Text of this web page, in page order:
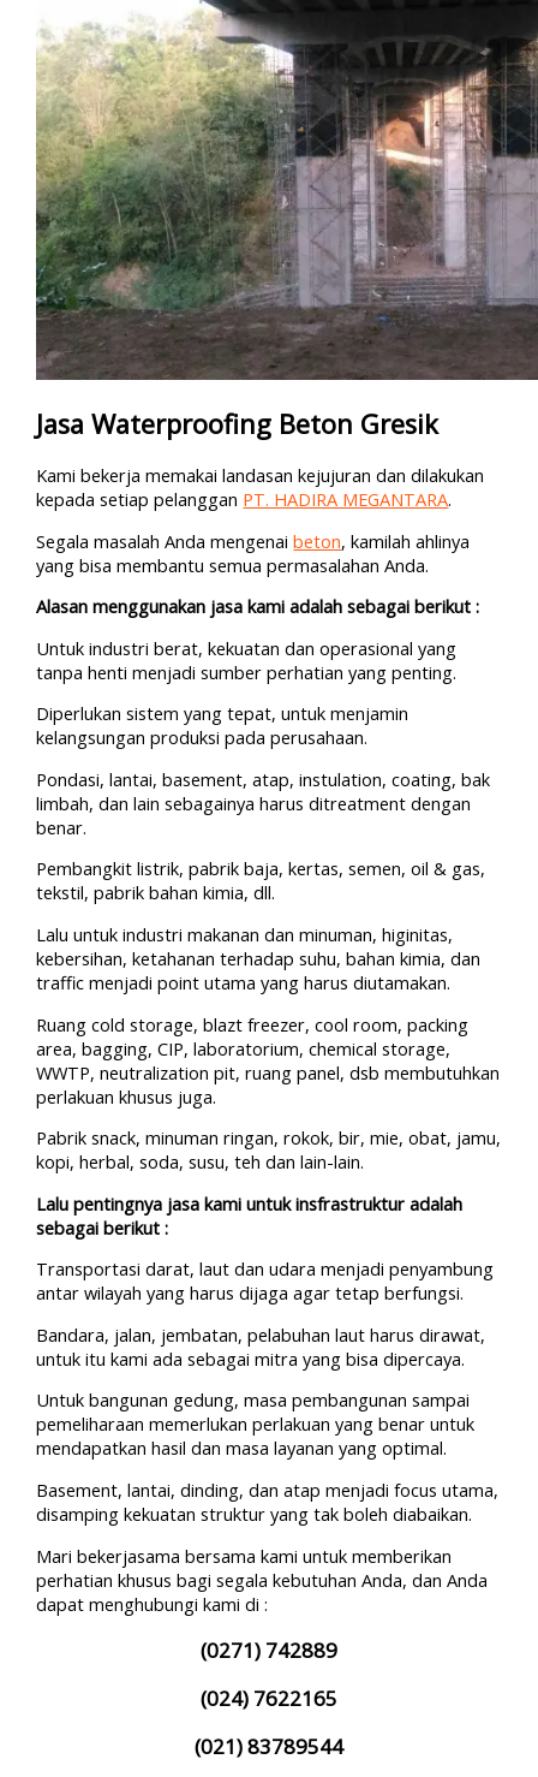
Jasa Waterproofing Beton Gresik
Kami bekerja memakai landasan kejujuran dan dilakukan
kepada setiap pelanggan PT. HADIRA MEGANTARA.
Segala masalah Anda mengenaibeton, kamilah ahlinya
yang bisa membantu semua permasalahan Anda.
Alasan menggunakan jasa kami adalah sebagai berikut :
Untuk industri berat, kekuatan dan operasional yang
tanpa henti menjadi sumber perhatian yang penting.
Diperlukan sistem yang tepat, untuk menjamin
kelangsungan produksi pada perusahaan.
Pondasi, lantai, basement, atap, instulation, coating, bak
limbah, dan lain sebagainya harus ditreatment dengan
benar.
Pembangkit listrik, pabrik baja, kertas, semen, oil & gas,
tekstil, pabrik bahan kimia, dll.
Lalu untuk industri makanan dan minuman, higinitas,
kebersihan, ketahanan terhadap suhu, bahan kimia, dan
traffic menjadi point utama yang harus diutamakan.
Ruang cold storage, blazt freezer, cool room, packing
area, bagging, CIP, laboratorium, chemical storage,
WWTP, neutralization pit, ruang panel, dsb membutuhkan
perlakuan khusus juga.
Pabrik snack, minuman ringan, rokok, bir, mie, obat, jamu,
kopi, herbal, soda, susu, teh dan lain-lain.
Lalu pentingnya jasa kami untuk insfrastruktur adalah
sebagai berikut :
Transportasi darat, laut dan udara menjadi penyambung
antar wilayah yang harus dijaga agar tetap berfungsi.
Bandara, jalan, jembatan, pelabuhan laut harus dirawat,
untuk itu kami ada sebagai mitra yang bisa dipercaya.
Untuk bangunan gedung, masa pembangunan sampai
pemeliharaan memerlukan perlakuan yang benar untuk
mendapatkan hasil dan masa layanan yang optimal.
Basement, lantai, dinding, dan atap menjadi focus utama,
disamping kekuatan struktur yang tak boleh diabaikan.
Mari bekerjasama bersama kami untuk memberikan
perhatian khusus bagi segala kebutuhan Anda, dan Anda
dapat menghubungi kami di :
(0271) 742889
(024) 7622165
(021) 83789544